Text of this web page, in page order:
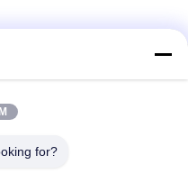
Avenue, Industrial East
for?